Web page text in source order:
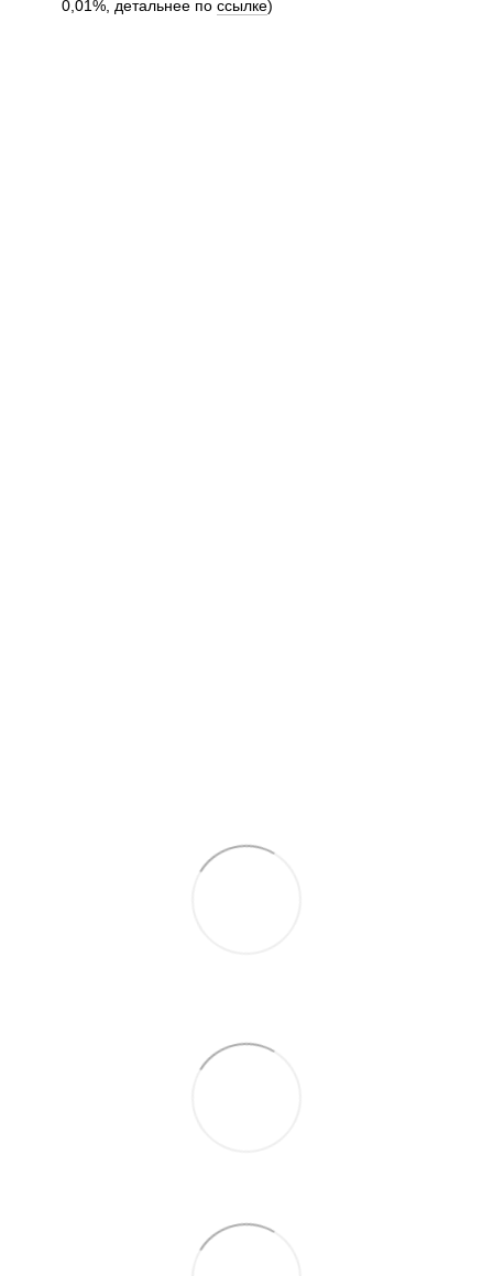
0,01%, детальнее по ссылке)